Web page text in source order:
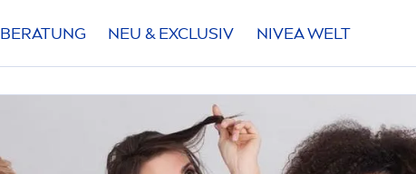
BERATUNG NEU & EXCLUSIV NIVEAWELT
FILTER
HAARTYP